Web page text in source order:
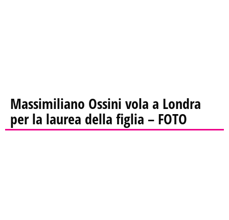
Massimiliano Ossini vola a Londra
per la laurea della figlia – FOTO